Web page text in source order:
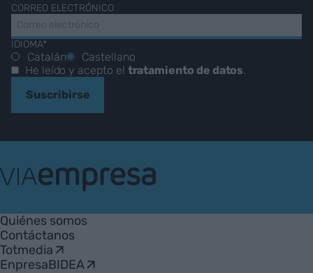
CORREO ELECTRÓNICO
IDIOMA*
Catalán
Castellano
He leído y acepto el tratamiento de datos
Suscribirse
Empresa
Quiénes somos
Contáctanos
Totmedia
EnpresaBIDEA